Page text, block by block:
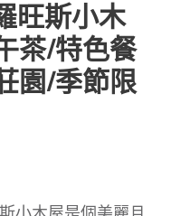
旺斯小木
茶/特色餐
園/季節限